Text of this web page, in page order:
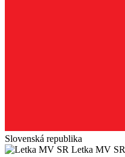
Slovenská republika
Letka MV SR